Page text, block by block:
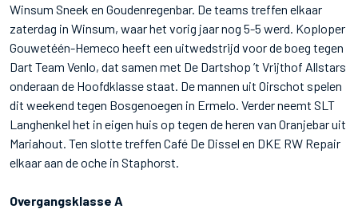
Winsum Sneek en Goudenregenbar. De teams treffen elkaar
zaterdag in Winsum, waar het vorig jaar nog 5-5 werd. Koploper
Gouwetéén-Hemeco heeft een uitwedstrijd voor de boeg tegen
Dart Team Venlo, dat samen met De Dartshop ’t Vrijthof Allstars
onderaan de Hoofdklasse staat. De mannen uit Oirschot spelen
dit weekend tegen Bosgenoegen in Ermelo. Verder neemt SLT
Langhenkel het in eigen huis op tegen de heren van Oranjebar uit
Mariahout. Ten slotte treffen Café De Dissel en DKE RW Repair
elkaar aan de oche in Staphorst.
Overgangsklasse A